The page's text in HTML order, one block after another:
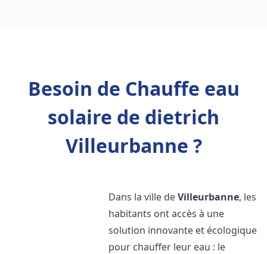
Besoin de Chauffe eau
solaire de dietrich
Villeurbanne ?
Dans la ville deVilleurbanne, les
habitants ont accès à une
solution innovante et écologique
pour chauffer leur eau : le